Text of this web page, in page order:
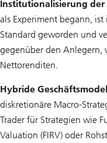
Institutionalisierung
als Experiment begann,
Standard geworden und
gegenüber den Anlegern,
Nettorenditen.
Hybride
diskretionäre Macro-
Trader für Strategien wie
Valuation (FIRV) oder